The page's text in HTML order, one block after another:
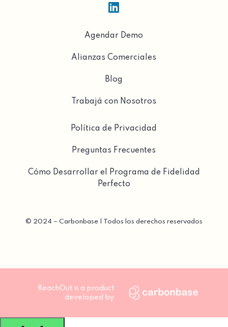

Agendar Demo
Alianzas Comerciales
Blog
Trabajá con Nosotros
Política de Privacidad
Preguntas Frecuentes
Cómo Desarrollar el Programa de Fidelidad
Perfecto
© 2024 – Carbonbase | Todos los derechos reservados
ReachOut is a product
developed by